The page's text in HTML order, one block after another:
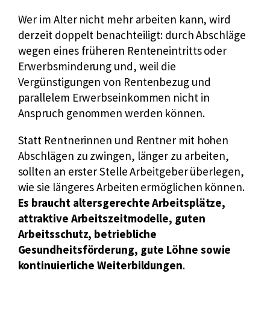
n
k
:
i
n
k
:
L
i
n
k
:
Wer im Alter nicht mehr arbeiten kann, wird
derzeit doppelt benachteiligt: durch Abschläge
wegen eines früheren Renteneintritts oder
Erwerbsminderung und, weil die
Vergünstigungen von Rentenbezug und
parallelem Erwerbseinkommen nicht in
Anspruch genommen werden können.
Statt Rentnerinnen und Rentner mit hohen
Abschlägen zu zwingen, länger zu arbeiten,
sollten an erster Stelle Arbeitgeber überlegen,
wie sie längeres Arbeiten ermöglichen können.
Es braucht altersgerechte Arbeitsplätze,
attraktive Arbeitszeitmodelle, guten
Arbeitsschutz, betriebliche
Gesundheitsförderung, gute Löhne sowie
kontinuierliche Weiterbildungen.